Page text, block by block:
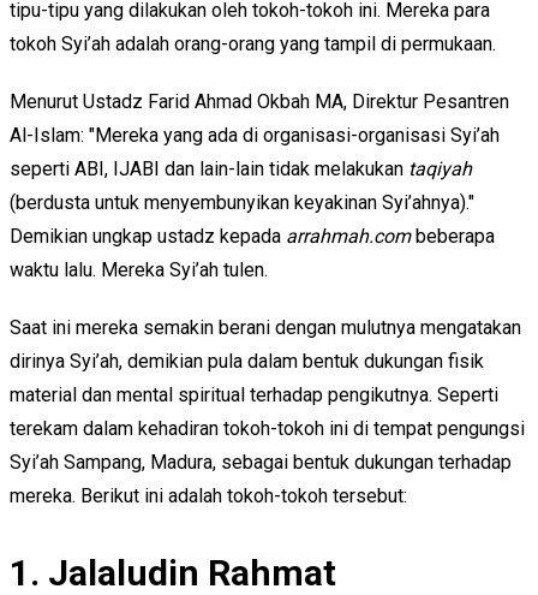
tipu-tipu yang dilakukan oleh tokoh-tokoh ini. Mereka para
tokoh Syi’ah adalah orang-orang yang tampil di permukaan.
Menurut Ustadz Farid Ahmad Okbah MA, Direktur Pesantren
Al-Islam: "Mereka yang ada di organisasi-organisasi Syi’ah
seperti ABI, IJABI dan lain-lain tidak melakukan taqiyah
(berdusta untuk menyembunyikan keyakinan Syi’ahnya)."
Demikian ungkap ustadz kepada arrahmah.combeberapa
waktu lalu. Mereka Syi’ah tulen.
Saat ini mereka semakin berani dengan mulutnya mengatakan
dirinya Syi’ah, demikian pula dalam bentuk dukungan fisik
material dan mental spiritual terhadap pengikutnya. Seperti
terekam dalam kehadiran tokoh-tokoh ini di tempat pengungsi
Syi’ah Sampang, Madura, sebagai bentuk dukungan terhadap
mereka. Berikut ini adalah tokoh-tokoh tersebut:
1. Jalaludin Rahmat